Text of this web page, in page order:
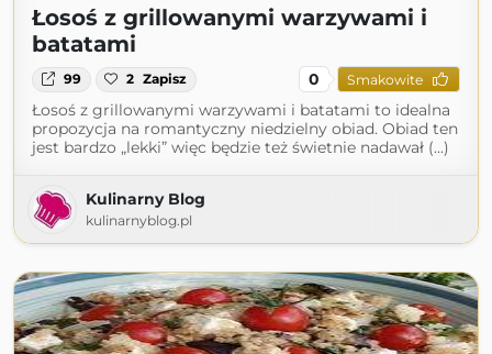
Łosoś z grillowanymi warzywami i
batatami
99 2 Zapisz 0 Smakowite
Łosoś z grillowanymi warzywami i batatami to idealna
propozycja na romantyczny niedzielny obiad. Obiad ten
jest bardzo „lekki” więc będzie też świetnie nadawał (...)
Kulinarny Blog
kulinarnyblog.pl